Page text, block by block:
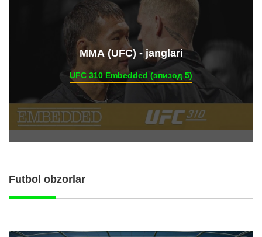
ММА (UFC) - janglari
UFC 310 Embedded (эпизод 5)
Futbol obzorlar